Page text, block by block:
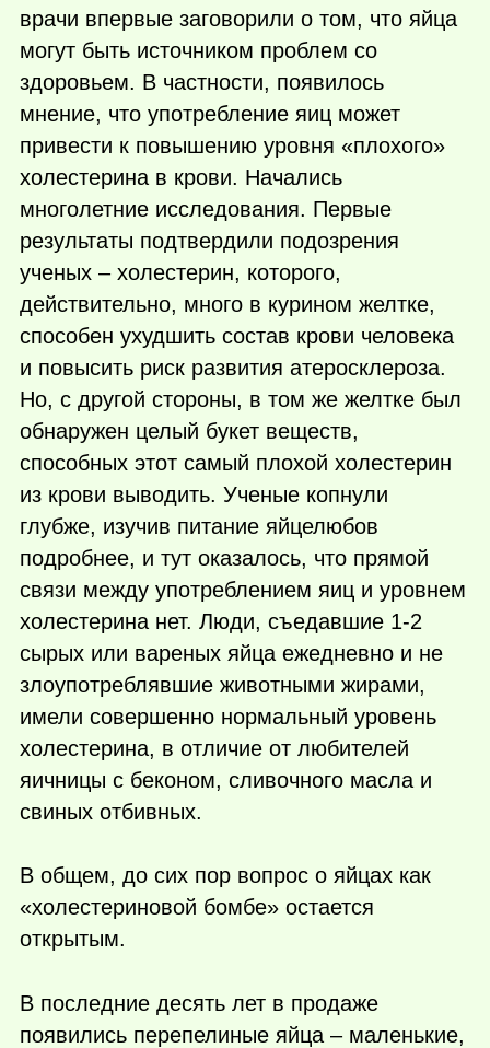
врачи впервые заговорили о том, что яйца
могут быть источником проблем со
здоровьем. В частности, появилось
мнение, что употребление яиц может
привести к повышению уровня «плохого»
холестерина в крови. Начались
многолетние исследования. Первые
результаты подтвердили подозрения
ученых – холестерин, которого,
действительно, много в курином желтке,
способен ухудшить состав крови человека
и повысить риск развития атеросклероза.
Но, с другой стороны, в том же желтке был
обнаружен целый букет веществ,
способных этот самый плохой холестерин
из крови выводить. Ученые копнули
глубже, изучив питание яйцелюбов
подробнее, и тут оказалось, что прямой
связи между употреблением яиц и уровнем
холестерина нет. Люди, съедавшие 1-2
сырых или вареных яйца ежедневно и не
злоупотреблявшие животными жирами,
имели совершенно нормальный уровень
холестерина, в отличие от любителей
яичницы с беконом, сливочного масла и
свиных отбивных.
В общем, до сих пор вопрос о яйцах как
«холестериновой бомбе» остается
открытым.
В последние десять лет в продаже
появились перепелиные яйца – маленькие,